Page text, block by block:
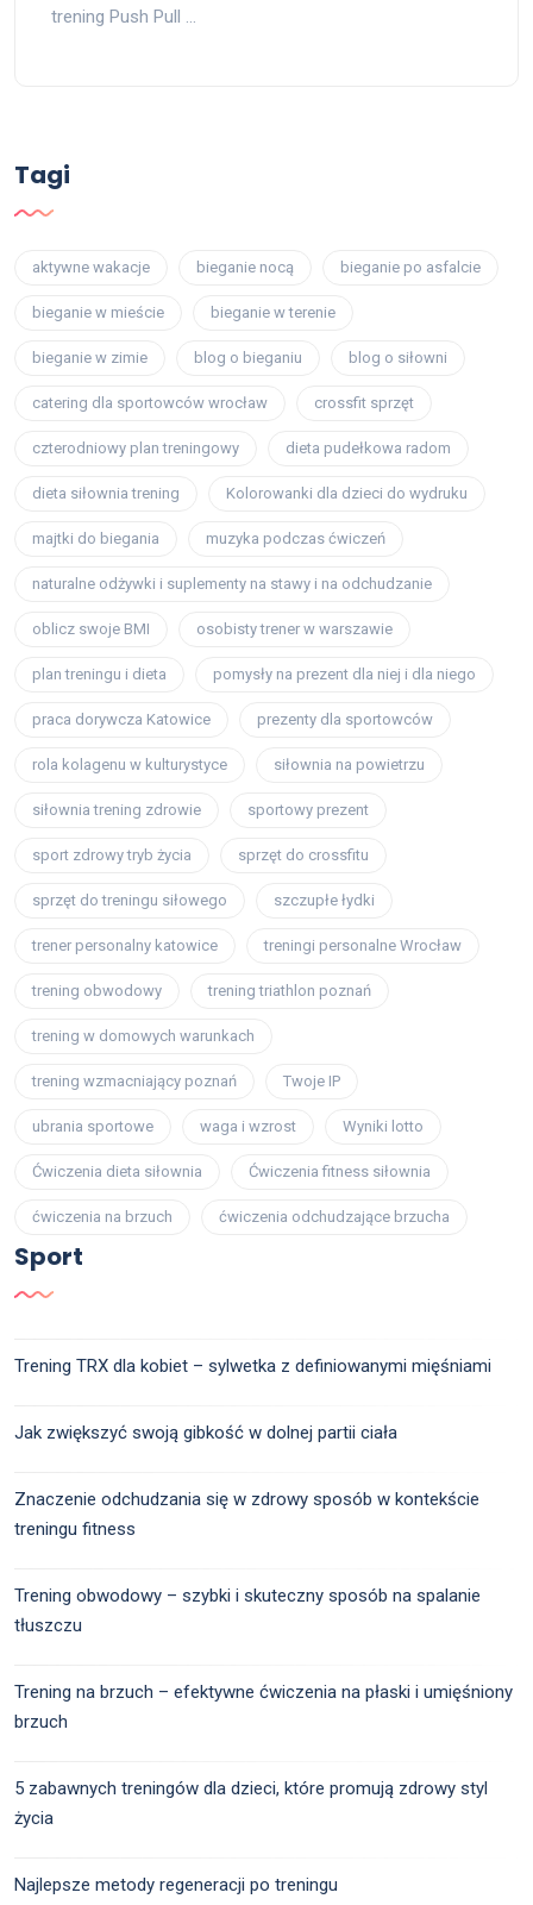
trening Push Pull …
Tagi
aktywne wakacje bieganie nocą bieganie po asfalcie
bieganie w mieście bieganie w terenie
bieganie w zimie blog o bieganiu blog o siłowni
catering dla sportowców wrocław crossfit sprzęt
czterodniowy plan treningowy dieta pudełkowa radom
dieta siłownia trening Kolorowanki dla dzieci do wydruku
majtki do biegania muzyka podczas ćwiczeń
naturalne odżywki i suplementy na stawy i na odchudzanie
oblicz swoje BMI osobisty trener w warszawie
plan treningu i dieta pomysły na prezent dla niej i dla niego
praca dorywcza Katowice prezenty dla sportowców
rola kolagenu w kulturystyce siłownia na powietrzu
siłownia trening zdrowie sportowy prezent
sport zdrowy tryb życia sprzęt do crossfitu
sprzęt do treningu siłowego szczupłe łydki
trener personalny katowice treningi personalne Wrocław
trening obwodowy trening triathlon poznań
trening w domowych warunkach
trening wzmacniający poznań Twoje IP
ubrania sportowe waga i wzrost Wyniki lotto
Ćwiczenia dieta siłownia Ćwiczenia fitness siłownia
ćwiczenia na brzuch ćwiczenia odchudzające brzucha
Sport
Trening TRX dla kobiet – sylwetka z definiowanymi mięśniami
Jak zwiększyć swoją gibkość w dolnej partii ciała
Znaczenie odchudzania się w zdrowy sposób w kontekście
treningu fitness
Trening obwodowy – szybki i skuteczny sposób na spalanie
tłuszczu
Trening na brzuch – efektywne ćwiczenia na płaski i umięśniony
brzuch
5 zabawnych treningów dla dzieci, które promują zdrowy styl
życia
Najlepsze metody regeneracji po treningu